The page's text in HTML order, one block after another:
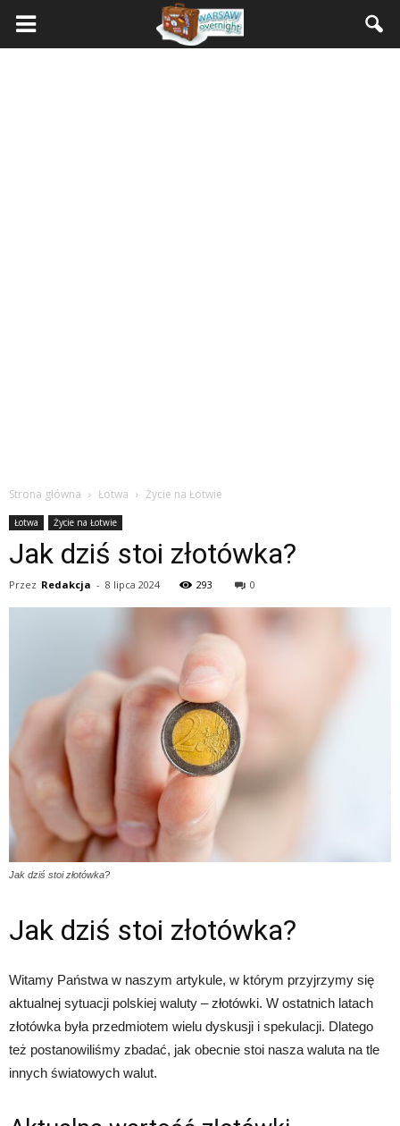
Strona główna Łotwa Życie na Łotwie
Łotwa Życie na Łotwie
Jak dziś stoi złotówka?
Przez Redakcja - 8 lipca 2024 293 0
Jak dziś stoi złotówka?
Jak dziś stoi złotówka?
Witamy Państwa w naszym artykule, w którym przyjrzymy się
aktualnej sytuacji polskiej waluty – złotówki. W ostatnich latach
złotówka była przedmiotem wielu dyskusji i spekulacji. Dlatego
też postanowiliśmy zbadać, jak obecnie stoi nasza waluta na tle
innych światowych walut.